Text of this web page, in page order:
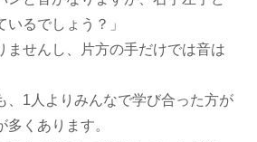
るでしょう？」
ませんし、片方の手だけでは音は
、1人よりみんなで学び合った方が
くあります。